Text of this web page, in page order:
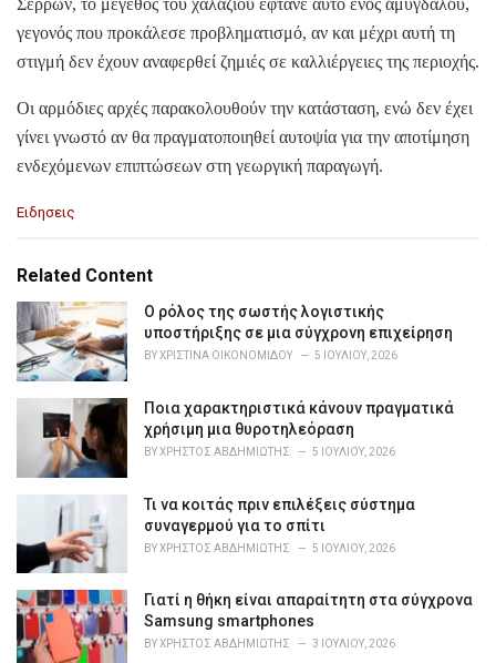
Σερρών, το μέγεθος του χαλαζιού έφτανε αυτό ενός αμυγδάλου,
γεγονός που προκάλεσε προβληματισμό, αν και μέχρι αυτή τη
στιγμή δεν έχουν αναφερθεί ζημιές σε καλλιέργειες της περιοχής.
Οι αρμόδιες αρχές παρακολουθούν την κατάσταση, ενώ δεν έχει
γίνει γνωστό αν θα πραγματοποιηθεί αυτοψία για την αποτίμηση
ενδεχόμενων επιπτώσεων στη γεωργική παραγωγή.
C
e
o
r
e
Ειδησεις
Related Content
Ο ρόλος της σωστής λογιστικής
υποστήριξης σε μια σύγχρονη επιχείρηση
BYΧΡΙΣΤΊΝΑ ΟΙΚΟΝΟΜΊΔΟΥ 5 ΙΟΥΛΊΟΥ, 2026
Ποια χαρακτηριστικά κάνουν πραγματικά
χρήσιμη μια θυροτηλεόραση
BYΧΡΉΣΤΟΣ ΑΒΔΗΜΙΏΤΗΣ 5 ΙΟΥΛΊΟΥ, 2026
Τι να κοιτάς πριν επιλέξεις σύστημα
συναγερμού για το σπίτι
BYΧΡΉΣΤΟΣ ΑΒΔΗΜΙΏΤΗΣ 5 ΙΟΥΛΊΟΥ, 2026
Γιατί η θήκη είναι απαραίτητη στα σύγχρονα
Samsung smartphones
BYΧΡΉΣΤΟΣ ΑΒΔΗΜΙΏΤΗΣ 3 ΙΟΥΛΊΟΥ, 2026